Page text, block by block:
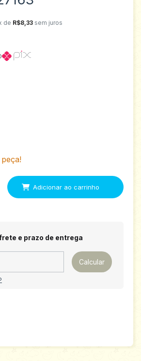
de R$8,33 sem juros
Alterar CEP
e prazo de entrega
Calcular